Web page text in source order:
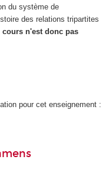
du système de
des relations tripartites
cours n'est donc pas
pour cet enseignement :